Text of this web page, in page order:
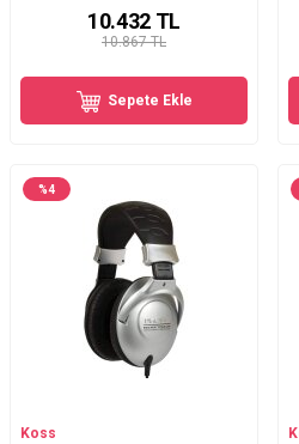
10.867 TL
10.432TL
Sepete Ekle
%4
Koss